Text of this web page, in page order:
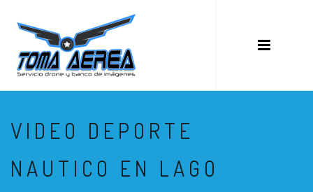
VIDEO DEPORTE
NAUTICO EN LAGO